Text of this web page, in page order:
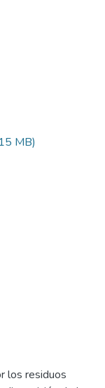
MB)
los residuos